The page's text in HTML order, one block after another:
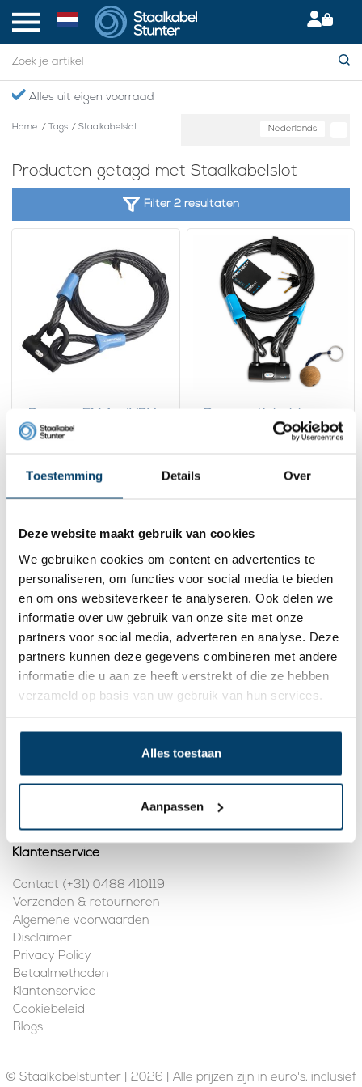
Toestemming Details Over
Deze website maakt gebruik van cookies
We gebruiken cookies om content en advertenties te
personaliseren, om functies voor social media te bieden
en om ons websiteverkeer te analyseren. Ook delen we
informatie over uw gebruik van onze site met onze
partners voor social media, adverteren en analyse. Deze
partners kunnen deze gegevens combineren met andere
informatie die u aan ze heeft verstrekt of die ze hebben
verzameld op basis van uw gebruik van hun services.
Alles toestaan
Aanpassen
Alles uit eigen voorraad
Home / Tags / Staalkabelslot Nederlands
Producten getagd met Staalkabelslot
Filter 2 resultaten
Kabelslot
Bekijk product
Op voorraad
Cobalt 2.5M Art/VBV
Bekijk product
Contact
Adres:Dalwagenseweg 91 4043MV Opheusden
E-mail: info@staalkabelstunter.com
Telefoonnummer: +31488410119
KVK nummer:
78463092
BTW nummer:
Registreren
Klantenservice
Contact (+31) 0488 410119
Verzenden & retourneren
Algemene voorwaarden
Disclaimer
Privacy Policy
Betaalmethoden
Klantenservice
Cookiebeleid
Blogs
© Staalkabelstunter | 2026 | Alle prijzen zijn in euro's, inclusief